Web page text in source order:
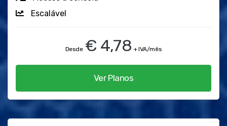
Escalável
Desde € 4,78 + IVA/mês
Ver Planos